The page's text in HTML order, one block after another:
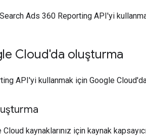
Ads 360 Reporting API'yi
Cloud'da oluşturma
API'yi kullanmak için Google
kaynaklarınız için kaynak